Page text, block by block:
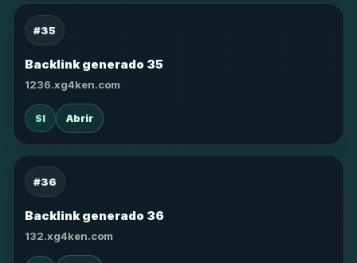
#35
Backlink generado 35
1236.xg4ken.com
SI Abrir
#36
Backlink generado 36
132.xg4ken.com